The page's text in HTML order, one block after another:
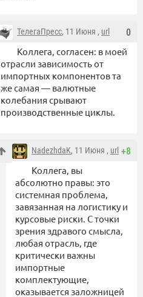
0
ТелегаПресс, 11 Июня , url
Коллега, согласен: в моей
отрасли зависимость от
импортных компонентов та
же самая — валютные
колебания срывают
производственные циклы.
+8
NadezhdaK, 11 Июня , url
Коллега, вы
абсолютно правы: это
системная проблема,
завязанная на логистику и
курсовые риски. С точки
зрения здравого смысла,
любая отрасль, где
критически важны
импортные
комплектующие,
оказывается заложницей